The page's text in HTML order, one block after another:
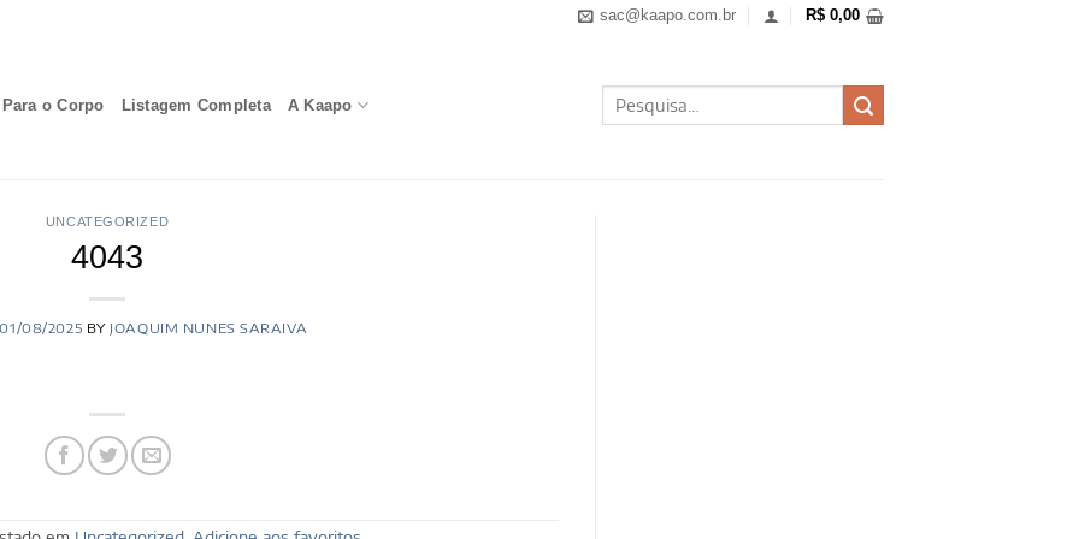
sac@kaapo.com.br R$ 0,00
Para o Corpo Listagem Completa A Kaapo
Pesquisar
por:
UNCATEGORIZED
4043
01/08/2025 BY JOAQUIM NUNES SARAIVA